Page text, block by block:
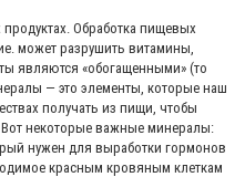
Обработка пищевых
может разрушить витамины,
являются «обогащенными» (то
— это элементы, которые наш
получать из пищи, чтобы
некоторые важные минералы:
нужен для выработки гормонов
красным кровяным клеткам